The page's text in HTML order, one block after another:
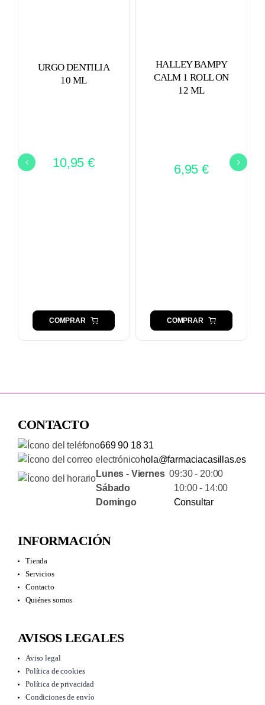
URGO DENTILIA
10 ML
10,95 €
COMPRAR
HALLEY BAMPY
CALM 1 ROLL ON
12 ML
6,95€
COMPRAR
CONTACTO
669 90 18 31
hola@farmaciacasillas.es
Lunes - Viernes09:30 - 20:00
Sábado 10:00 - 14:00
Domingo
Consultar
INFORMACIÓN
Tienda
Servicios
Contacto
Quiénes somos
AVISOS LEGALES
Aviso legal
Política de cookies
Política de privacidad
Condiciones de envío